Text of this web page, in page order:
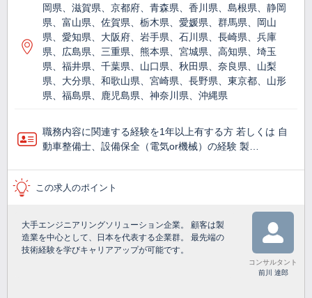
岡県、滋賀県、京都府、青森県、香川県、島根県、静岡
県、富山県、佐賀県、栃木県、愛媛県、群馬県、岡山
県、愛知県、大阪府、岩手県、石川県、長崎県、兵庫
県、広島県、三重県、熊本県、宮城県、高知県、埼玉
県、福井県、千葉県、山口県、秋田県、奈良県、山梨
県、大分県、和歌山県、宮崎県、長野県、東京都、山形
県、福島県、鹿児島県、神奈川県、沖縄県
職務内容に関連する経験を1年以上有する方 若しくは 自
動車整備士、設備保全（電気or機械）の経験 製…
この求人のポイント
大手エンジニアリングソリューション企業。 顧客は製
造業を中心として、日本を代表する企業群。 最先端の
技術経験を学びキャリアアップが可能です。
コンサルタント
前川 達郎